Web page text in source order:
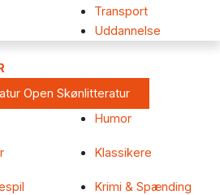
Transport
Uddannelse
Open Skønlitteratur
Humor
Klassikere
Krimi & Spænding